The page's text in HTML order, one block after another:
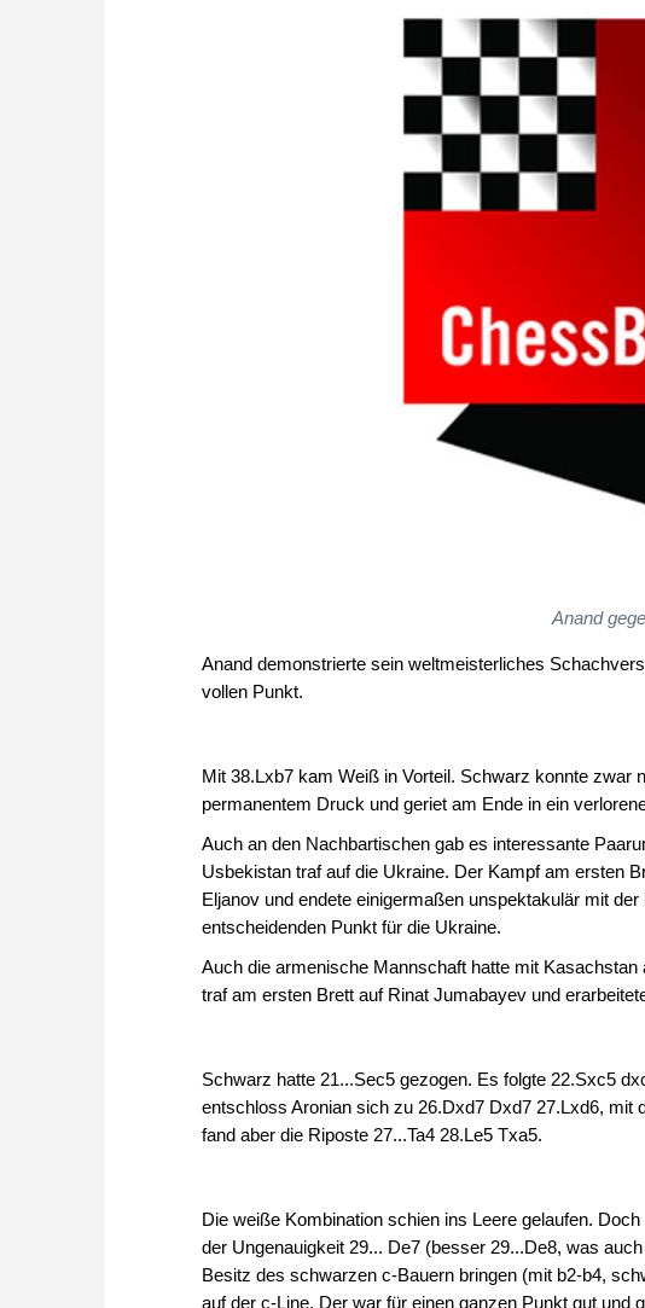
Anand
Anand demonstrierte sein weltmeisterliches
vollen Punkt.
Mit 38.Lxb7 kam Weiß in Vorteil. Schwarz konnte zwar
permanentem Druck und geriet am Ende in ein
Auch an den Nachbartischen gab es interessante
Usbekistan traf auf die Ukraine. Der Kampf am ersten
Eljanov und endete einigermaßen unspektakulär mit
entscheidenden Punkt für die Ukraine.
Auch die armenische Mannschaft hatte mit
traf am ersten Brett auf Rinat Jumabayev und
Schwarz hatte 21...Sec5 gezogen. Es folgte 22.Sxc5
entschloss Aronian sich zu 26.Dxd7 Dxd7 27.Lxd6, mit
fand aber die Riposte 27...Ta4 28.Le5 Txa5.
Die weiße Kombination schien ins Leere gelaufen.
der Ungenauigkeit 29... De7 (besser 29...De8, was
Besitz des schwarzen c-Bauern bringen (mit b2-b4,
auf der c-Line. Der war für einen ganzen Punkt gut und